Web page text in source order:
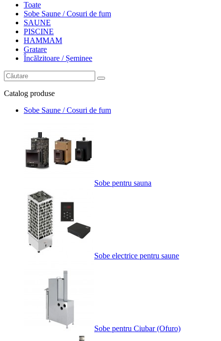
Toate
Sobe Saune / Cosuri de fum
SAUNE
PISCINE
HAMMAM
Gratare
Încălzitoare / Șeminee
Catalog produse
Sobe Saune / Cosuri de fum
Sobe pentru sauna
Sobe electrice pentru saune
Sobe pentru Ciubar (Ofuro)